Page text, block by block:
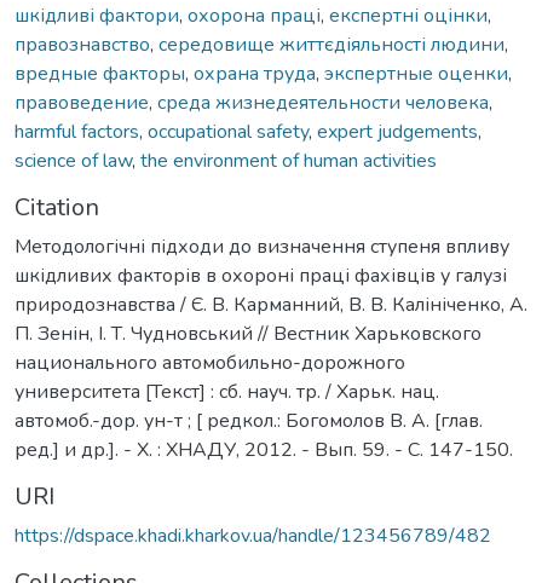
шкідливі фактори, охорона праці, експертні оцінки,
правознавство, середовище життєдіяльності людини,
вредные факторы, охрана труда, экспертные оценки,
правоведение, среда жизнедеятельности человека,
harmful factors, occupational safety, expert judgements,
science of law, the environment of human activities
Citation
Методологічні підходи до визначення ступеня впливу
шкідливих факторів в охороні праці фахівців у галузі
природознавства / Є. В. Карманний, В. В. Калініченко, А.
П. Зенін, І. Т. Чудновський // Вестник Харьковского
национального автомобильно-дорожного
университета [Текст] : сб. науч. тр. / Харьк. нац.
автомоб.-дор. ун-т ; [ редкол.: Богомолов В. А. [глав.
ред.] и др.]. - Х. : ХНАДУ, 2012. - Вып. 59. - C. 147-150.
URI
https://dspace.khadi.kharkov.ua/handle/123456789/482